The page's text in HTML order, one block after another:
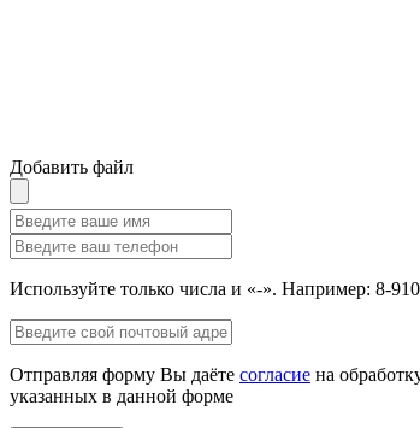
Добавить файл
Используйте только числа и «-». Например: 8-
Отправляя форму Вы даёте согласие на
указанных в данной форме